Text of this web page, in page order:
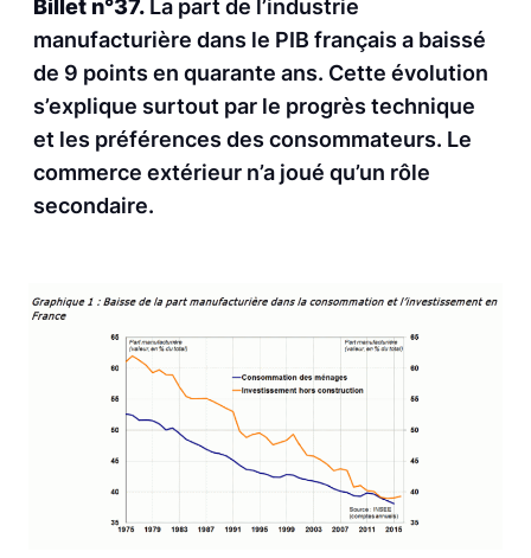
Billet n°37. La part de l’industrie
manufacturière dans le PIB français a baissé
de 9 points en quarante ans. Cette évolution
s’explique surtout par le progrès technique
et les préférences des consommateurs. Le
commerce extérieur n’a joué qu’un rôle
secondaire.